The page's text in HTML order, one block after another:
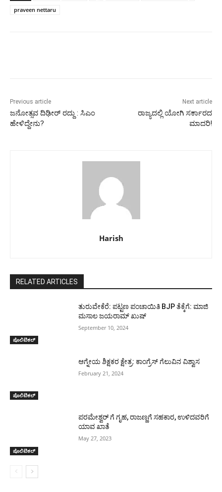
praveen nettaru
Previous article
ಜನೋತ್ಸವ ದಿಢೀರ್ ರದ್ದು : ಸಿಎಂ
ಹೇಳಿದ್ದೇನು?
Next article
ರಾಜ್ಯದಲ್ಲಿ ಯೋಗಿ ಸರ್ಕಾರದ
ಮಾದರಿ!
Harish
RELATED ARTICLES
ಪೊಲಿಟಿಕಲ್
ತುರುವೇಕೆರೆ: ಪಟ್ಟಣ ಪಂಚಾಯಿತಿ BJP ತೆಕ್ಕೆಗೆ: ಮಾಜಿ
ಮಸಾಲ ಜಯರಾಮ್ ಖುಷ್
September 10, 2024
ಪೊಲಿಟಿಕಲ್
ಆಗ್ನೇಯ ಶಿಕ್ಷಕರ ಕ್ಷೇತ್ರ: ಕಾಂಗ್ರೆಸ್ ಗೆಲುವಿನ ವಿಶ್ವಾಸ
February 21, 2024
ಪೊಲಿಟಿಕಲ್
ಪರಮೇಶ್ವರ್ ಗೆ ಗೃಹ, ರಾಜಣ್ಣಗೆ ಸಹಕಾರ, ಉಳಿದವರಿಗೆ
ಯಾವ ಖಾತೆ
May 27, 2023